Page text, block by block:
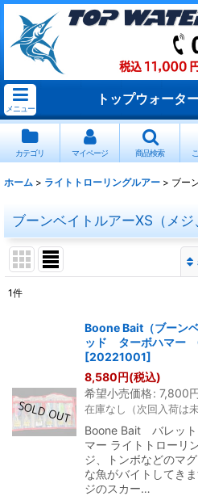
メニュー
トップウォータ
カテゴリ マイページ 商品検索
ホーム > ライトトローリングルアー > ブー
ブーンベイトルアーXS（メジ
絞り込
1件
Boone Bait（ブーン
ッド ターボハマー
[20221001]
8,580円(税込)
希望小売価格: 7,800
在庫なし（次回入荷は未
Boone Bait バレッ
マー ライトトローリ
ジ、トンボなどのマ
な魚がバイトしてき
ジのスカー…